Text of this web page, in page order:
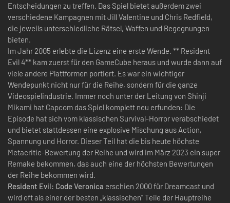
Entscheidungen zu treffen. Das Spiel bietet außerdem zwei
verschiedene Kampagnen mit Jill Valentine und Chris Redfield,
die jeweils unterschiedliche Rätsel, Waffen und Begegnungen
bieten.
Im Jahr 2005 erlebte die Lizenz eine erste Wende. ** Resident
Evil 4** kam zuerst für den GameCube heraus und wurde dann auf
viele andere Plattformen portiert. Es war ein wichtiger
Wendepunkt nicht nur für die Reihe, sondern für die ganze
Videospielindustrie. Immer noch unter der Leitung von Shinji
Mikami hat Capcom das Spiel komplett neu erfunden: Die
Episode hat sich vom klassischen Survival-Horror verabschiedet
und bietet stattdessen eine explosive Mischung aus Action,
Spannung und Horror. Dieser Teil hat die bis heute höchste
Metacritic-Bewertung der Reihe und wird im März 2023 ein super
Remake bekommen, das auch eine der höchsten Bewertungen
der Reihe bekommen wird.
Resident Evil: Code Veronica erschien 2000 für Dreamcast und
wird oft als einer der besten „klassischen” Teile der Hauptreihe